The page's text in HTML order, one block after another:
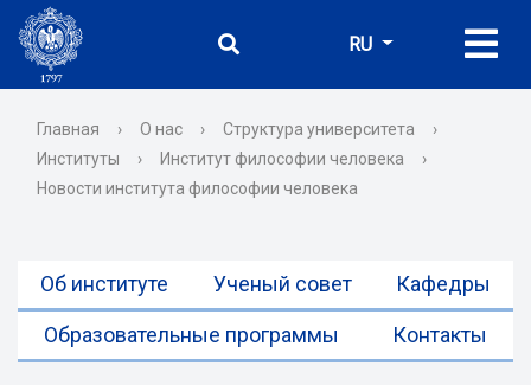
RU
Главная › О нас › Структура университета
›
Институты
› Институт философии человека
›
Новости института философии человека
Об институте Ученый совет Кафедры
Образовательные программы Контакты